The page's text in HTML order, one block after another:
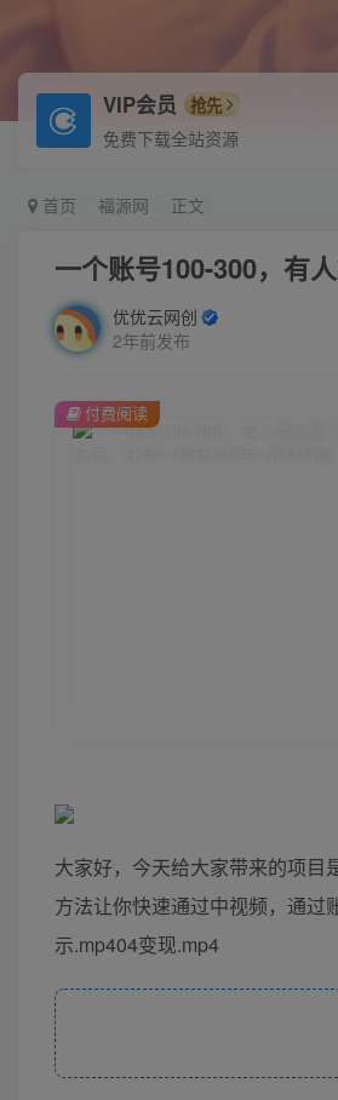
VIP会员 抢先
免费下载全站资源
首页 福源网 正文
一个账号100-300，有
优优云网创
2年前发布
付费阅读
大家好，今天给大家带来的项目
方法让你快速通过中视频，通过
示.mp404变现.mp4